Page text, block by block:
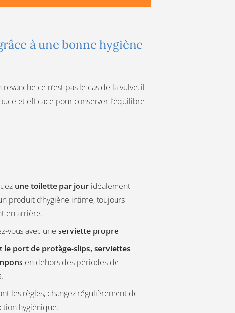
à une bonne hygiène
ce n’est pas le cas de la vulve, il
et efficace pour conserver l’équilibre
une toilette par jour idéalement
produit d’hygiène intime, toujours
en arrière.
vous avec une serviette propre
le port de protège-slips, serviettes
en dehors des périodes de
les règles, changez régulièrement de
hygiénique.